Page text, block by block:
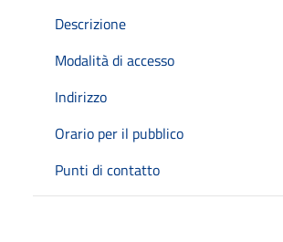
Descrizione
Modalità di accesso
Indirizzo
Orario per il pubblico
Punti di contatto